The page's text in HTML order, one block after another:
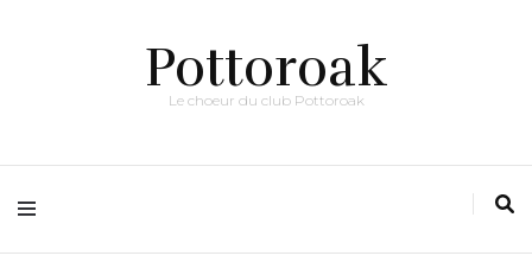
Pottoroak
Le choeur du club Pottoroak